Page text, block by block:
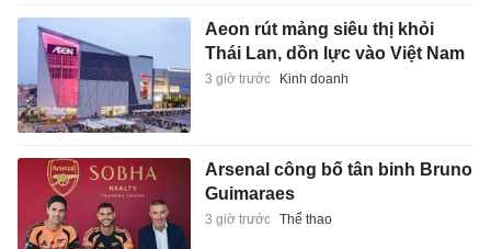
Aeon rút mảng siêu thị khỏi
Thái Lan, dồn lực vào Việt Nam
3 giờ trước Kinh doanh
Arsenal công bố tân binh Bruno
Guimaraes
3 giờ trước Thể thao